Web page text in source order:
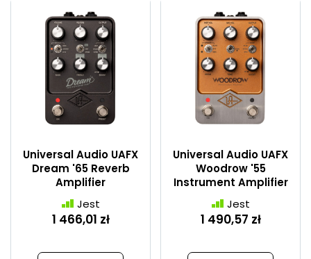
Universal Audio UAFX
Dream '65 Reverb
Amplifier
Jest
1 466,01 zł
Universal Audio UAFX
Woodrow '55
Instrument Amplifier
Jest
1 490,57 zł